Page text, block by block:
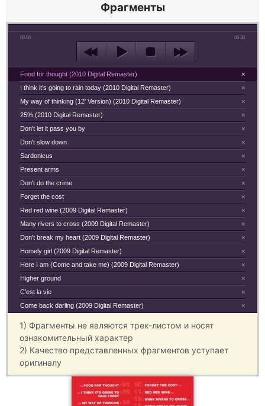
Фрагменты
00:00 00:30
×
Food for thought (2010 Digital Remaster)
×
I think it's going to rain today (2010 Digital Remaster)
×
My way of thinking (12' Version) (2010 Digital Remaster)
×
25% (2010 Digital Remaster)
×
Don't let it pass you by
×
Don't slow down
×
Sardonicus
×
Present arms
×
Don't do the crime
×
Forget the cost
×
Red red wine (2009 Digital Remaster)
×
Many rivers to cross (2009 Digital Remaster)
×
Don't break my heart (2009 Digital Remaster)
×
Homely girl (2009 Digital Remaster)
×
Here I am (Come and take me) (2009 Digital Remaster)
×
Higher ground
×
C'est la vie
×
Come back darling (2009 Digital Remaster)
1) Фрагменты не являются трек-листом и носят
ознакомительный характер
2) Качество представленных фрагментов уступает
оригиналу